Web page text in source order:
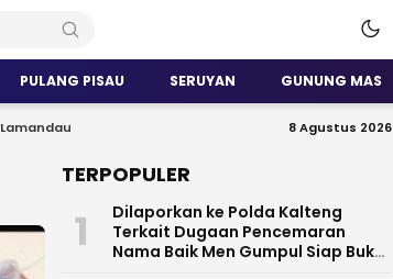
PULANG PISAU SERUYAN GUNUNG MAS
Lamandau 8 Agustus 2026
TERPOPULER
1
Dilaporkan ke Polda Kalteng
Terkait Dugaan Pencemaran
Nama Baik Men Gumpul Siap Buka